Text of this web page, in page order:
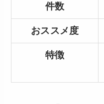
件数
おススメ度
特徴